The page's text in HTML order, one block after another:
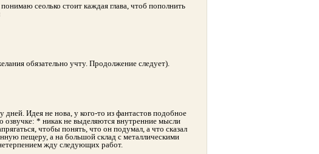
сеолько стоит каждая глава, чтоб пополнить
обязательно учту. Продолжение следует).
Идея не нова, у кого-то из фантастов подобное
озвучке: * никак не выделяются внутренние мысли
чтобы понять, что он подумал, а что сказал
пещеру, а на большой склад с металлическими
жду следующих работ.